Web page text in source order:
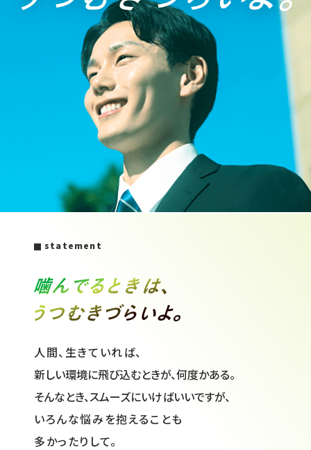
statement
人間、生きていれば、
新しい環境に飛び込むときが、何度かある。
そんなとき、スムーズにいけばいいですが、
いろんな悩みを抱えることも
多かったりして。